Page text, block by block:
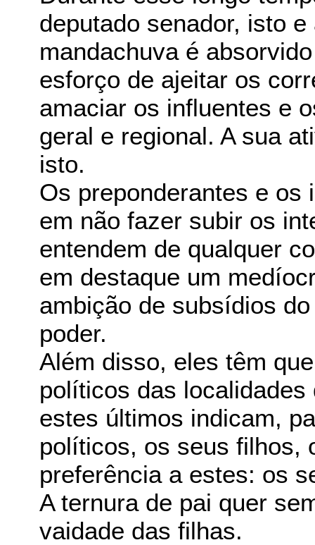
deputado senador, isto
mandachuva é
esforço de ajeitar os
amaciar os influentes e
geral e regional. A sua
isto.
Os preponderantes e os
em não fazer subir os
entendem de qualquer
em destaque um
ambição de subsídios
poder.
Além disso, eles têm
políticos das
estes últimos indicam,
políticos, os seus filhos,
preferência a estes: os
A ternura de pai quer
vaidade das filhas.